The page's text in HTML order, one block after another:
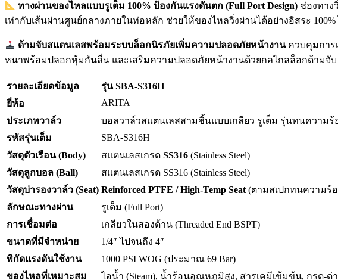
ทางผ่านของไหลแบบรูเต็ม 100% ป้องกันแรงดันตก (Full Port Design) ช่องทาง
เท่ากับเส้นผ่านศูนย์กลางภายในท่อหลัก ช่วยให้ของไหลวิ่งผ่านได้อย่างอิสระ
ด้ามจับสแตนเลสพร้อมระบบล็อกนิรภัยเพิ่มความปลอดภัยหน้างานควบคุมการเ
หนาพร้อมปลอกหุ้มกันลื่น และเสริมความปลอดภัยหน้างานด้วยกลไกลล็อกด้ามจับ
รายละเอียดข้อมูล
รุ่น SBA-S316H
ยี่ห้อ
ARITA
ประเภทวาล์ว
บอลวาล์วสแตนเลสสามชิ้นแบบเกลียว รูเต็ม รุ่นทนความร้อน
รหัสรุ่นเต็ม
SBA-S316H
วัสดุตัวเรือน (Body)
สแตนเลสเกรด SS316 (Stainless Steel)
วัสดุลูกบอล (Ball)
สแตนเลสเกรด SS316 (Stainless Steel)
วัสดุบ่ารองวาล์ว (Seat) Reinforced PTFE / High-Temp Seat (ตามสเปกทนความร้
ลักษณะทางผ่าน
รูเต็ม (Full Port)
การเชื่อมต่อ
เกลียวในสองด้าน (Threaded End BSPT)
ขนาดที่มีจำหน่าย
1/4″ ไปจนถึง 4″
พิกัดแรงดันใช้งาน
1000 PSI WOG (ประมาณ 69 Bar)
ของไหลที่เหมาะสม
ไอน้ำ (Steam), น้ำร้อนอุณหภูมิสูง, สารเคมีเข้มข้น, กรด